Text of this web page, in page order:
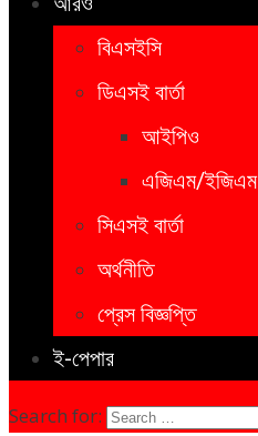
বিএসইসি
ডিএসই বার্তা
আইপিও
এজিএম/ইজিএম
সিএসই বার্তা
অর্থনীতি
প্রেস বিজ্ঞপ্তি
ই-পেপার
Search for: